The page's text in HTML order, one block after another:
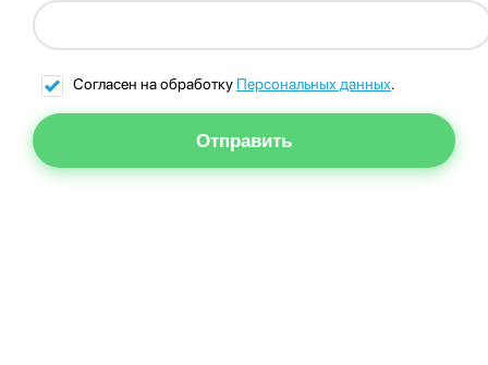
Согласен на обработку Персональных данных.
Отправить